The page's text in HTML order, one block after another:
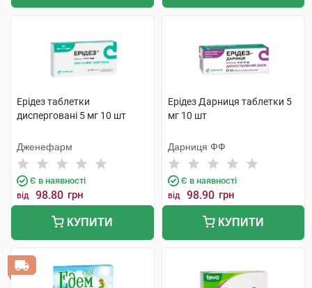
Ерідез таблетки
дисперговані 5 мг 10 шт
Дженефарм
Є в наявності
від 98.80 грн
КУПИТИ
Ерідез Дарниця таблетки 5
мг 10 шт
Дарниця ФФ
Є в наявності
від 98.90 грн
КУПИТИ